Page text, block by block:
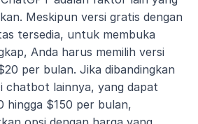
Meskipun versi gratis dengan
tersedia, untuk membuka
Anda harus memilih versi
per bulan. Jika dibandingkan
chatbot lainnya, yang dapat
hingga $150 per bulan,